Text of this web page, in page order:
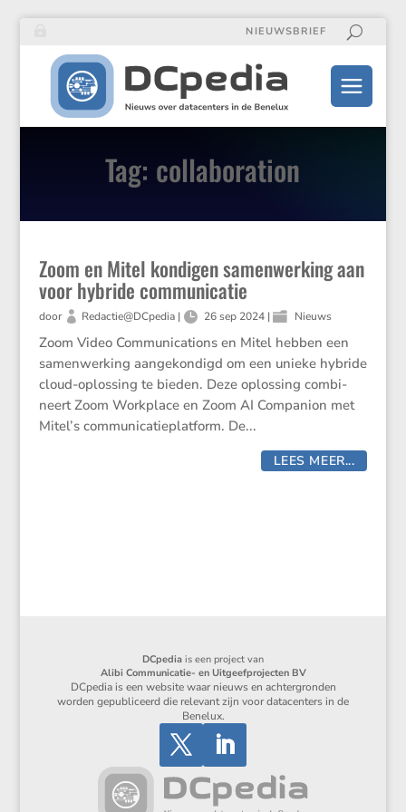
NIEUWSBRIEF
Tag: collaboration
Zoom en Mitel kondigen samenwerking aan
voor hybride communicatie
door Redactie@DCpedia| 26 sep 2024 | Nieuws
Zoom Video Commu­ni­ca­tions en Mitel hebben een
samen­wer­king aange­kon­digd om een unieke hybride
cloud-oplos­sing te bieden. Deze oplos­sing combi­
neert Zoom Workplace en Zoom AI Compa­nion met
Mitel’s communicatieplatform. De...
LEES MEER...
DCpedia is een project van
Alibi Communicatie- en Uitgeefprojecten BV
DCpedia is een website waar nieuws en achtergronden
worden gepubliceerd die relevant zijn voor datacenters in de
Benelux.